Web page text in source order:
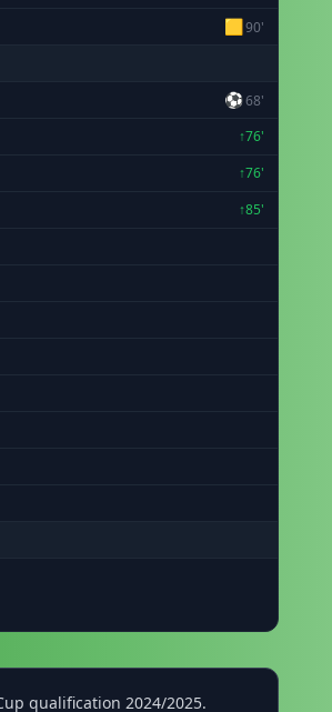
🟨90'
⚽68'
↑76'
↑76'
↑85'
qualification 2024/2025.